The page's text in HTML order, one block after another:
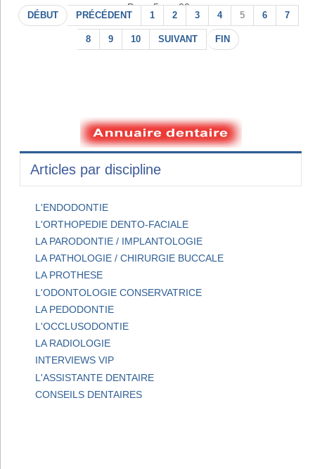
Page 5 sur 22
DÉBUT PRÉCÉDENT 1 2 3 4 5 6 7
8 9 10 SUIVANT FIN
Articles par discipline
L'ENDODONTIE
L'ORTHOPEDIE DENTO-FACIALE
LA PARODONTIE / IMPLANTOLOGIE
LA PATHOLOGIE / CHIRURGIE BUCCALE
LA PROTHESE
L'ODONTOLOGIE CONSERVATRICE
LA PEDODONTIE
L'OCCLUSODONTIE
LA RADIOLOGIE
INTERVIEWS VIP
L'ASSISTANTE DENTAIRE
CONSEILS DENTAIRES